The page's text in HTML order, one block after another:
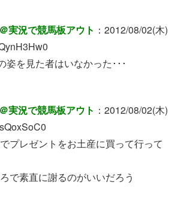
実況で競馬板アウト ：2012/08/02(木)
姿を見た者はいなかった･･･
実況で競馬板アウト ：2012/08/02(木)
プレゼントをお土産に買って行って
で素直に謝るのがいいだろう